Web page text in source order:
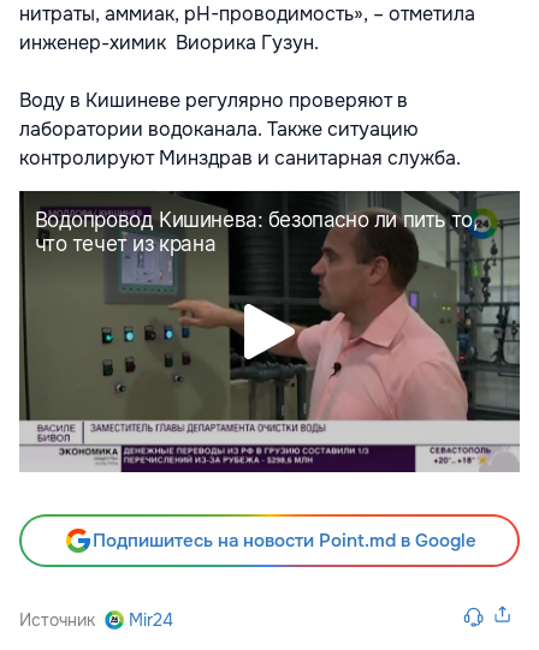
нитраты, аммиак, pH-проводимость», – отметила
инженер-химик Виорика Гузун.
Воду в Кишиневе регулярно проверяют в
лаборатории водоканала. Также ситуацию
контролируют Минздрав и санитарная служба.
Подпишитесь на новости Point.md в Google
Источник Mir24